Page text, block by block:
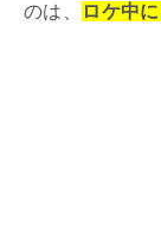
のは、
ロケ中